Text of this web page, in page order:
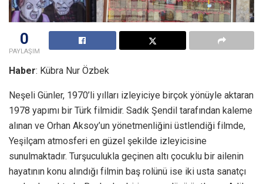
0
PAYLAŞIM
Haber: Kübra Nur Özbek
Neşeli Günler, 1970’li yılları izleyiciye birçok yönüyle aktaran
1978 yapımı bir Türk filmidir. Sadık Şendil tarafından kaleme
alınan ve Orhan Aksoy’un yönetmenliğini üstlendiği filmde,
Yeşilçam atmosferi en güzel şekilde izleyicisine
sunulmaktadır. Turşuculukla geçinen altı çocuklu bir ailenin
hayatının konu alındığı filmin baş rolünü ise iki usta sanatçı